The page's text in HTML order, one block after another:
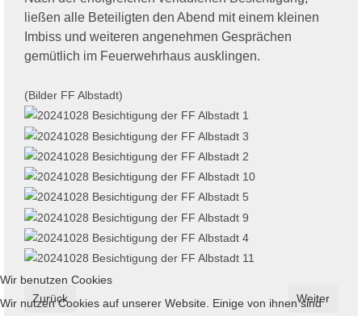
ließen alle Beteiligten den Abend mit einem kleinen
Imbiss und weiteren angenehmen Gesprächen
gemütlich im Feuerwehrhaus ausklingen.
(Bilder FF Albstadt)
Vorheriger Beitrag: Brand von Unrat in Mainaschaff
Zurück Nächster
Weiter
Wir benutzen Cookies
Wir nutzen Cookies auf unserer Website. Einige von ihnen sind